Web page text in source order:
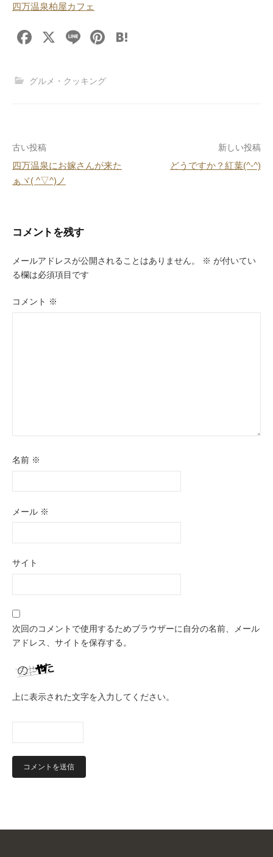
四万温泉柏屋カフェ
F
c
o
k
X
Li
e
Pi
グルメ・クッキング
投
稿
ゲ
ー
シ
ョ
古い投稿
四万温泉にお嫁さんが来た
ぁヾ( ^▽^)ノ
新しい投稿
どうですか？紅葉(^-^)
コメントを残す
メールアドレスが公開されることはありません。 ※ が付いてい
る欄は必須項目です
コメント ※
名前 ※
メール ※
サイト
次回のコメントで使用するためブラウザーに自分の名前、メール
アドレス、サイトを保存する。
上に表示された文字を入力してください。